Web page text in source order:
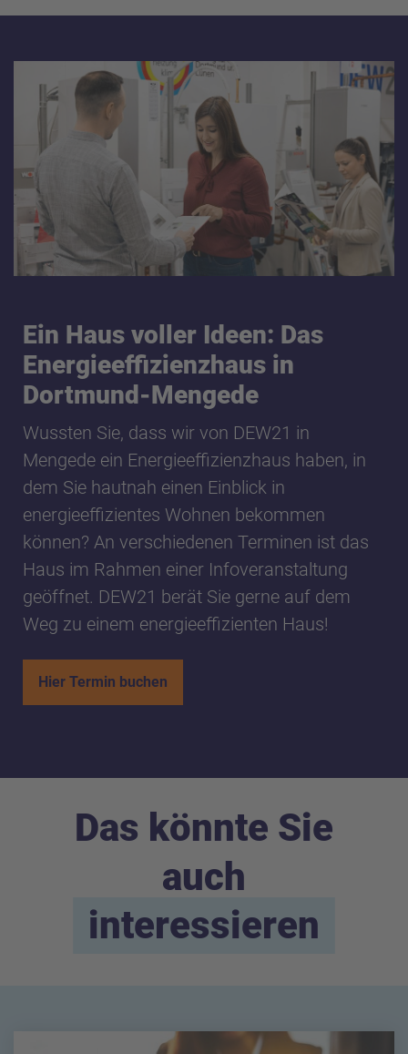
Ein Haus voller Ideen: Das
Energieeffizienzhaus in
Dortmund-Mengede
Wussten Sie, dass wir von DEW21 in
Mengede ein Energieeffizienzhaus haben, in
dem Sie hautnah einen Einblick in
energieeffizientes Wohnen bekommen
können? An verschiedenen Terminen ist das
Haus im Rahmen einer Infoveranstaltung
geöffnet. DEW21 berät Sie gerne auf dem
Weg zu einem energieeffizienten Haus!
Hier Termin buchen
Das könnte Sie
auch
interessieren